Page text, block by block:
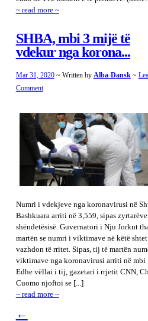
~ read more ~
SHBA, mbi 3 mijë të
vdekur nga korona...
Mar 31, 2020 ~ Written by Alba-Dansk ~
Comment
Numri i vdekjeve nga koronavirusi në
Bashkuara arriti në 3,559, sipas
shëndetësisë. Guvernatori i Nju Jorkut
martën se numri i viktimave në këtë shtet
vazhdon të rritet. Sipas, tij të martën
viktimave nga koronavirusi arriti në mbi
Edhe vëllai i tij, gazetari i rrjetit CNN,
Cuomo njoftoi se [...]
~ read more ~
←